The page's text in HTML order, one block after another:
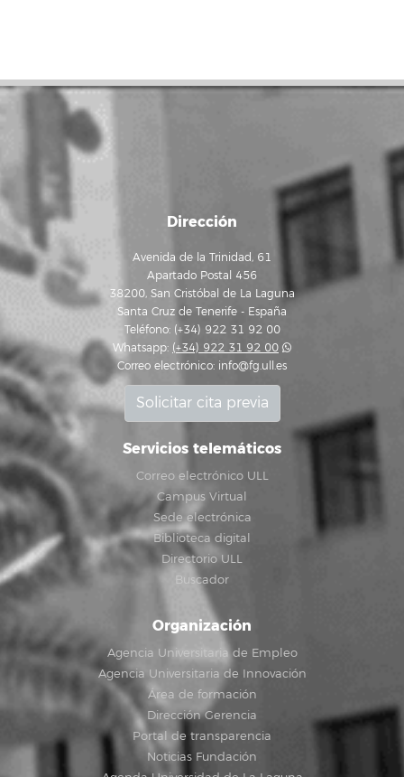
Dirección
Avenida de la Trinidad, 61
Apartado Postal 456
38200, San Cristóbal de La Laguna
Santa Cruz de Tenerife - España
Teléfono: (+34) 922 31 92 00
Whatsapp: (+34) 922 31 92 00
Correo electrónico: info@fg.ull.es
Solicitar cita previa
Servicios telemáticos
Correo electrónico ULL
Campus Virtual
Sede electrónica
Biblioteca digital
Directorio ULL
Buscador
Organización
Agencia Universitaria de Empleo
Agencia Universitaria de Innovación
Área de formación
Dirección Gerencia
Portal de transparencia
Noticias Fundación